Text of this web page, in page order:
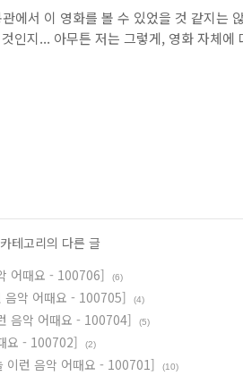
에서 이 영화를 볼 수 있었을 것 같지는
인지... 아무튼 저는 그렇게, 영화 자체
테고리의 다른 글
어때요 - 100706]
(6)
악 어때요 - 100705] (4)
음악 어때요 - 100704] (5)
요 - 100702] (2)
이런 음악 어때요 - 100701] (10)